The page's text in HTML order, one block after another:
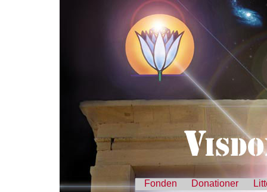
Fonden Donationer